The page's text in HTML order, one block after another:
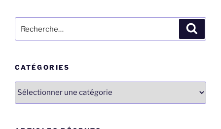
pour
CATÉGORIES
Catégories